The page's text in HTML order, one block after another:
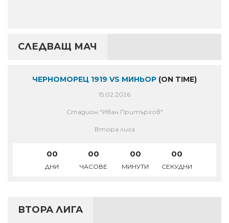
СЛЕДВАЩ МАЧ
ЧЕРНОМОРЕЦ 1919 VS МИНЬОР (ON TIME)
15.02.2026
Стадион "Иван Притъргов"
Втора лига
00
ДНИ
00
ЧАСОВЕ
00
МИНУТИ
00
СЕКУДНИ
ВТОРА ЛИГА